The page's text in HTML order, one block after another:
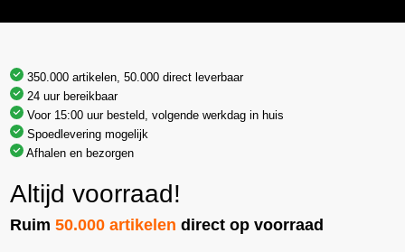
350.000 artikelen, 50.000 direct leverbaar
24 uur bereikbaar
Voor 15:00 uur besteld, volgende werkdag in huis
Spoedlevering mogelijk
Afhalen en bezorgen
Altijd voorraad!
Ruim50.000 artikelen direct op voorraad